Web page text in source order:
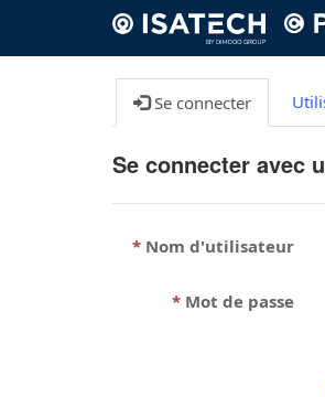
Se connecter
Se connecter avec
Nom d'utilisateur
Mot de passe